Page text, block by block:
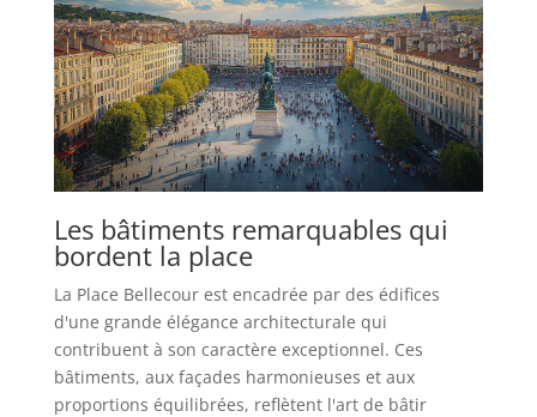
Les bâtiments remarquables qui
bordent la place
La Place Bellecour est encadrée par des édifices
d'une grande élégance architecturale qui
contribuent à son caractère exceptionnel. Ces
bâtiments, aux façades harmonieuses et aux
proportions équilibrées, reflètent l'art de bâtir